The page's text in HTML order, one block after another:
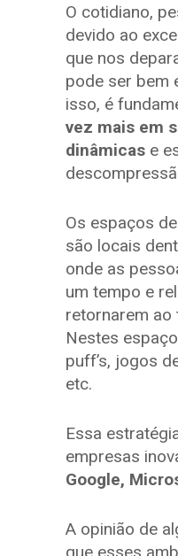
O cotidiano,
devido ao
que nos
pode ser bem
isso, é
vez mais em
dinâmicas e
Os espaços
são locais
onde as
um tempo e
retornarem ao
Nestes
puff’s, jogos
etc.
Essa
empresas
Google,
A opinião de
que esses